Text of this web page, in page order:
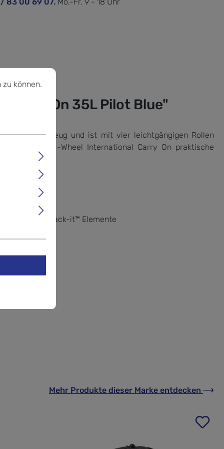
On 35L Pilot Blue"
im Flugzeug und ist mit vier leichtgängigen Rollen
Expanse™ 4-Wheel International Carry On praktische
für Pack-it™ Elemente
Mehr Produkte dieser Marke entdecken
Mehr Informationen ...
können.